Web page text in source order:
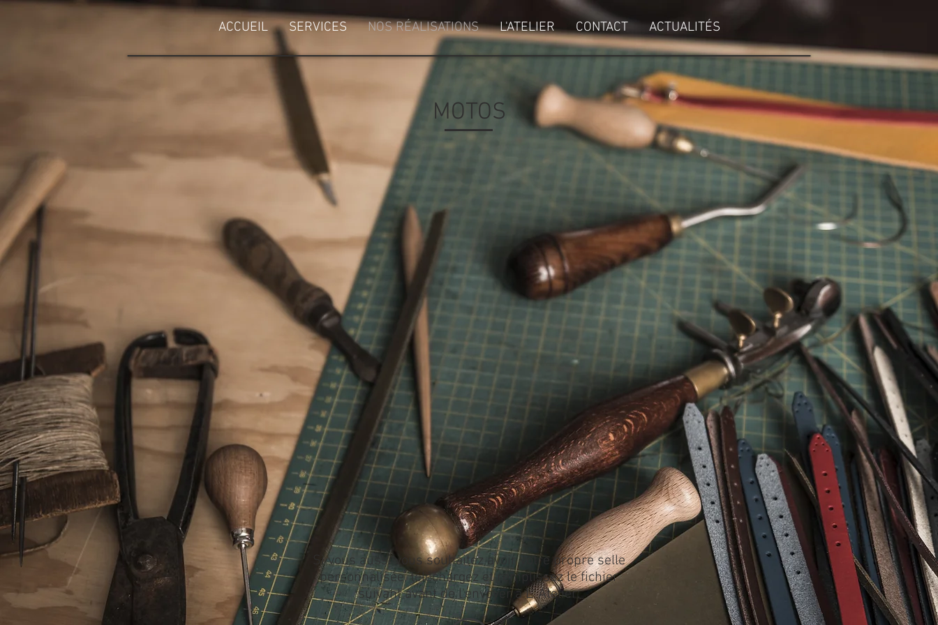
ACCUEIL SERVICES NOS RÉALISATIONS L'ATELIER CONTACT ACTUALITÉS
MOTOS
Si vous aussi vous souhaitez avoir votre propre selle
personnalisée, téléchargez et remplissez le fichier
suivant avant de l'envoyer à L' Atelier: